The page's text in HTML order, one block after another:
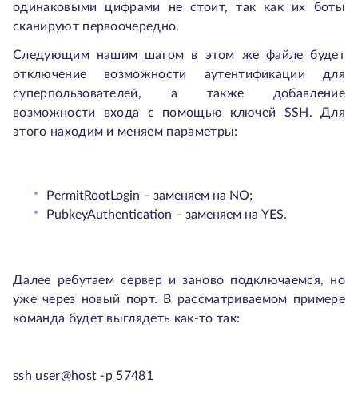
одинаковыми цифрами не стоит, так как их боты
сканируют первоочередно.
Следующим нашим шагом в этом же файле будет
отключение возможности аутентификации для
суперпользователей, а также добавление
возможности входа с помощью ключей SSH. Для
этого находим и меняем параметры:
PermitRootLogin – заменяем на NO;
PubkeyAuthentication – заменяем на YES.
Далее ребутаем сервер и заново подключаемся, но
уже через новый порт. В рассматриваемом примере
команда будет выглядеть как-то так:
ssh user@host -p 57481